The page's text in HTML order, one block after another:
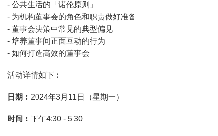
- 公共生活的「诺伦原则」
- 为机构董事会的角色和职责做好准备
- 董事会决策中常见的典型偏见
- 培养董事间正面互动的行为
- 如何打造高效的董事会
活动详情如下︰
日期︰ 2024年3月11日（星期一）
时间︰ 下午4:30 - 5:30